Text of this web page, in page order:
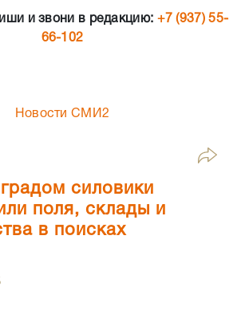
и звони в редакцию: +7 (937) 55-
66-102
Новости СМИ2
силовики
поля, склады и
в поисках